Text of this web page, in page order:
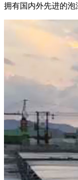
拥有国内外先进的